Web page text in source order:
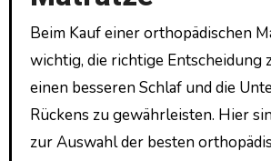
Beim Kauf einer orthopädischen
wichtig, die richtige Entscheidung
einen besseren Schlaf und die
Rückens zu gewährleisten. Hier
zur Auswahl der besten